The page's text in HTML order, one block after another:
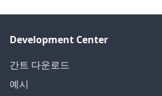
Development Center
간트 다운로드
예시